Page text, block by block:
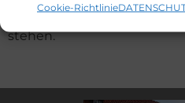
Cookie-Richtlinie
Zukunft noch stolz in
stehen.